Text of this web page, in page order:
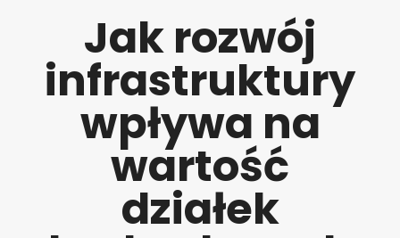
Jak rozwój
infrastruktury
wpływa na
wartość
działek